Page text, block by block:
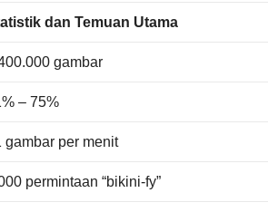
dan Temuan Utama
gambar
– 75%
gambar per menit
permintaan “bikini-fy”